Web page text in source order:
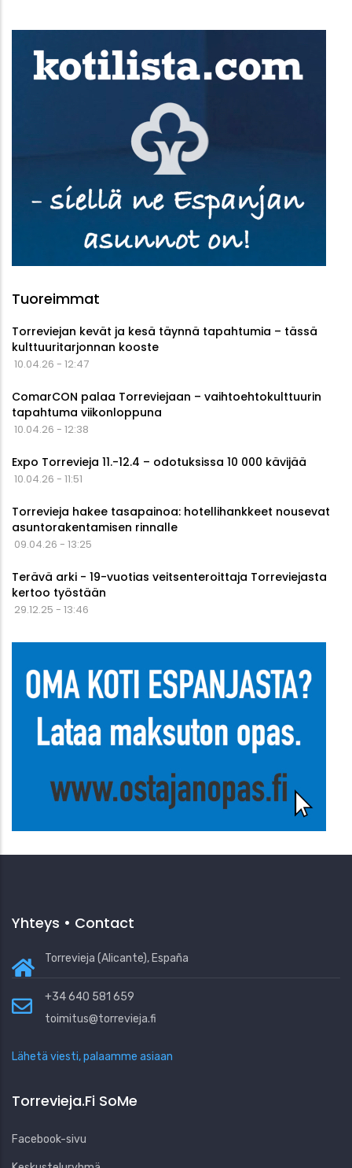
Tuoreimmat
Torreviejan kevät ja kesä täynnä tapahtumia – tässä
kulttuuritarjonnan kooste
10.04.26 - 12:47
ComarCON palaa Torreviejaan – vaihtoehtokulttuurin
tapahtuma viikonloppuna
10.04.26 - 12:38
Expo Torrevieja 11.-12.4 – odotuksissa 10 000 kävijää
10.04.26 - 11:51
Torrevieja hakee tasapainoa: hotellihankkeet nousevat
asuntorakentamisen rinnalle
09.04.26 - 13:25
Terävä arki - 19-vuotias veitsenteroittaja Torreviejasta
kertoo työstään
29.12.25 - 13:46
Yhteys • Contact
Torrevieja (Alicante), España
+34 640 581 659
toimitus@torrevieja.fi
Lähetä viesti, palaamme asiaan
Torrevieja.fi SoMe
Facebook-sivu